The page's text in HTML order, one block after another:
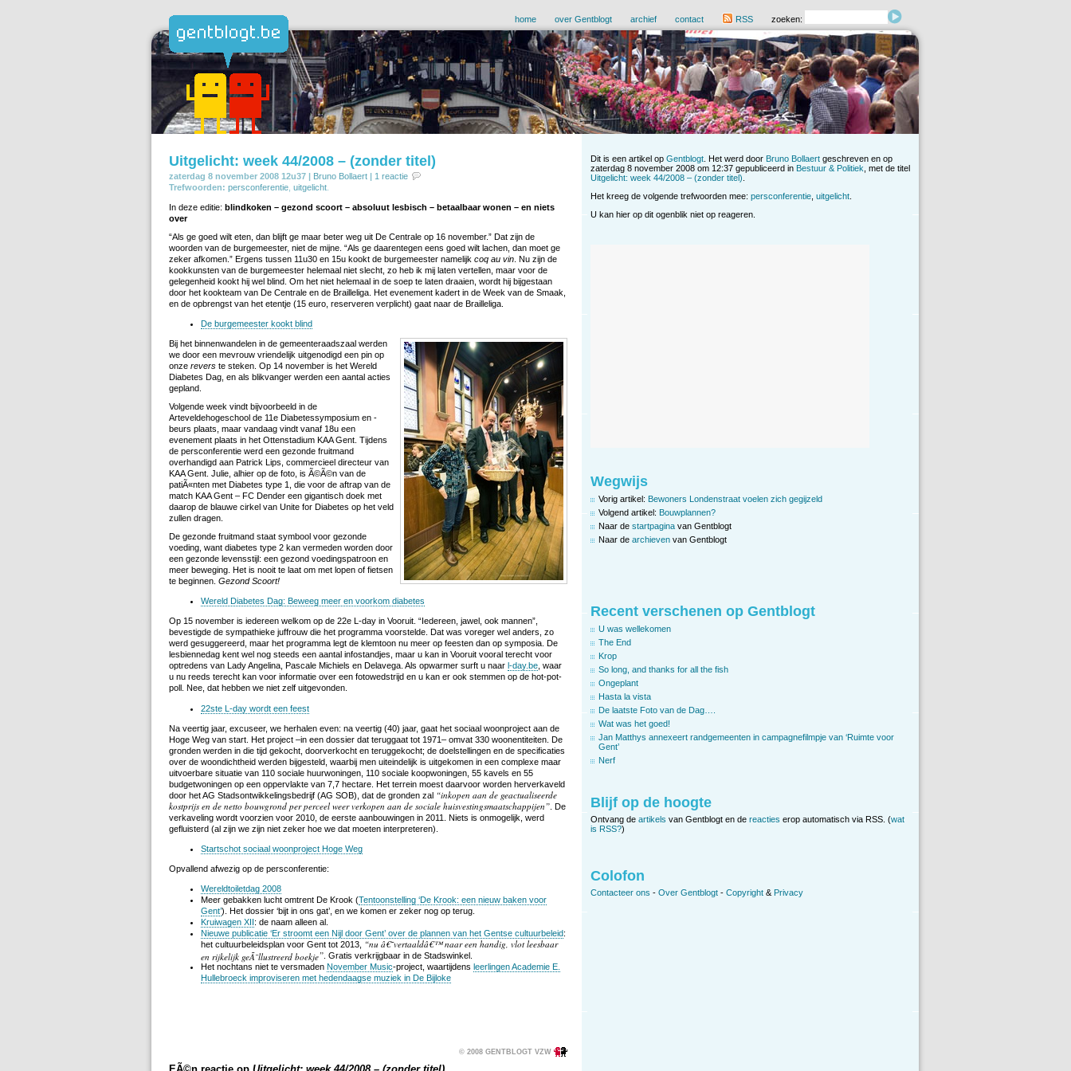
home over Gentblogt archief contact RSS zoeken:
Uitgelicht: week 44/2008 – (zonder titel)
zaterdag 8 november 2008 12u37 | Bruno Bollaert | 1 reactie
Trefwoorden: persconferentie uitgelicht
In deze editie: blindkoken – gezond scoort – absoluut lesbisch – betaalbaar wonen – en niets
over
“Als ge goed wilt eten, dan blijft ge maar beter weg uit De Centrale op 16 november.” Dat zijn de
woorden van de burgemeester, niet de mijne. “Als ge daarentegen eens goed wilt lachen, dan moet ge
zeker afkomen.” Ergens tussen 11u30 en 15u kookt de burgemeester namelijk coq au vin . Nu zijn de
kookkunsten van de burgemeester helemaal niet slecht, zo heb ik mij laten vertellen, maar voor de
gelegenheid kookt hij wel blind. Om het niet helemaal in de soep te laten draaien, wordt hij bijgestaan
door het kookteam van De Centrale en de Brailleliga. Het evenement kadert in de Week van de Smaak,
en de opbrengst van het etentje (15 euro, reserveren verplicht) gaat naar de Brailleliga.
De burgemeester kookt blind
Bij het binnenwandelen in de gemeenteraadszaal werden
we door een mevrouw vriendelijk uitgenodigd een pin op
onze revers te steken. Op 14 november is het Wereld
Diabetes Dag, en als blikvanger werden een aantal acties
gepland.
Volgende week vindt bijvoorbeeld in de
Arteveldehogeschool de 11e Diabetessymposium en -
beurs plaats, maar vandaag vindt vanaf 18u een
evenement plaats in het Ottenstadium KAA Gent. Tijdens
de persconferentie werd een gezonde fruitmand
overhandigd aan Patrick Lips, commercieel directeur van
KAA Gent. Julie, alhier op de foto, is Ã©Ã©n van de
patiÃ«nten met Diabetes type 1, die voor de aftrap van de
match KAA Gent – FC Dender een gigantisch doek met
daarop de blauwe cirkel van Unite for Diabetes op het veld
zullen dragen.
De gezonde fruitmand staat symbool voor gezonde
voeding, want diabetes type 2 kan vermeden worden door
een gezonde levensstijl: een gezond voedingspatroon en
meer beweging. Het is nooit te laat om met lopen of fietsen
te beginnen. Gezond Scoort!
Wereld Diabetes Dag: Beweeg meer en voorkom diabetes
Op 15 november is iedereen welkom op de 22e L-day in Vooruit. “Iedereen, jawel, ook mannen”,
bevestigde de sympathieke juffrouw die het programma voorstelde. Dat was voreger wel anders, zo
werd gesuggereerd, maar het programma legt de klemtoon nu meer op feesten dan op symposia. De
lesbiennedag kent wel nog steeds een aantal infostandjes, maar u kan in Vooruit vooral terecht voor
optredens van Lady Angelina, Pascale Michiels en Delavega. Als opwarmer surft u naar l-day.be , waar
u nu reeds terecht kan voor informatie over een fotowedstrijd en u kan er ook stemmen op de hot-pot-
poll. Nee, dat hebben we niet zelf uitgevonden.
22ste L-day wordt een feest
Na veertig jaar, excuseer, we herhalen even: na veertig (40) jaar, gaat het sociaal woonproject aan de
Hoge Weg van start. Het project –in een dossier dat teruggaat tot 1971– omvat 330 woonentiteiten. De
gronden werden in die tijd gekocht, doorverkocht en teruggekocht; de doelstellingen en de specificaties
over de woondichtheid werden bijgesteld, waarbij men uiteindelijk is uitgekomen in een complexe maar
uitvoerbare situatie van 110 sociale huurwoningen, 110 sociale koopwoningen, 55 kavels en 55
budgetwoningen op een oppervlakte van 7,7 hectare. Het terrein moest daarvoor worden herverkaveld
door het AG Stadsontwikkelingsbedrijf (AG SOB), dat de gronden zal
inkopen aan de geactualiseerde
kostprijs en de netto bouwgrond per perceel weer verkopen aan de sociale huisvestingsmaatschappijen
. De
verkaveling wordt voorzien voor 2010, de eerste aanbouwingen in 2011. Niets is onmogelijk, werd
gefluisterd (al zijn we zijn niet zeker hoe we dat moeten interpreteren).
Startschot sociaal woonproject Hoge Weg
Opvallend afwezig op de persconferentie:
Wereldtoiletdag 2008
Meer gebakken lucht omtrent De Krook (Tentoonstelling ‘De Krook: een nieuw baken voor
Gent’). Het dossier ‘bijt in ons gat’, en we komen er zeker nog op terug.
Kruiwagen XII : de naam alleen al.
Nieuwe publicatie ‘Er stroomt een Nijl door Gent’ over de plannen van het Gentse cultuurbeleid:
het cultuurbeleidsplan voor Gent tot 2013,
nu â€˜vertaaldâ€™ naar een handig, vlot leesbaar
en rijkelijk geÃ¯llustreerd boekje
. Gratis verkrijgbaar in de Stadswinkel.
Het nochtans niet te versmaden November Music-project, waartijdens leerlingen Academie E.
Hullebroeck improviseren met hedendaagse muziek in De Bijloke
© 2008 GENTBLOGT VZW
Dit is een artikel op Gentblogt . Het werd door Bruno Bollaert geschreven en op
zaterdag 8 november 2008 om 12:37 gepubliceerd in Bestuur & Politiek , met de titel
Uitgelicht: week 44/2008 – (zonder titel)
Het kreeg de volgende trefwoorden mee: persconferentie uitgelicht
U kan hier op dit ogenblik niet op reageren.
Wegwijs
Vorig artikel: Bewoners Londenstraat voelen zich gegijzeld
Volgend artikel: Bouwplannen?
Naar de startpagina van Gentblogt
Naar de archieven van Gentblogt
Recent verschenen op Gentblogt
U was wellekomen
The End
Krop
So long, and thanks for all the fish
Ongeplant
Hasta la vista
De laatste Foto van de Dag….
Wat was het goed!
Jan Matthys annexeert randgemeenten in campagnefilmpje van ‘Ruimte voor
Gent’
Nerf
Blijf op de hoogte
Ontvang de artikels van Gentblogt en de reacties erop automatisch via RSS. (wat
is RSS?)
Colofon
Contacteer ons - Over Gentblogt - Copyright & Privacy